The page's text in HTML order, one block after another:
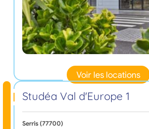
Voir les locations
Studéa Val d'Europe 1
Serris (77700)